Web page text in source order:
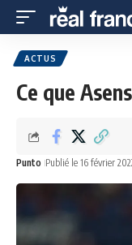
ACTUS
Ce que
Punto Publié le 16 février